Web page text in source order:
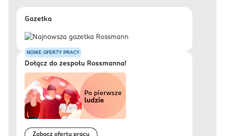
Gazetka
NOWE OFERTY PRACY
Dołącz do zespołu Rossmanna!
Zobacz oferty pracy